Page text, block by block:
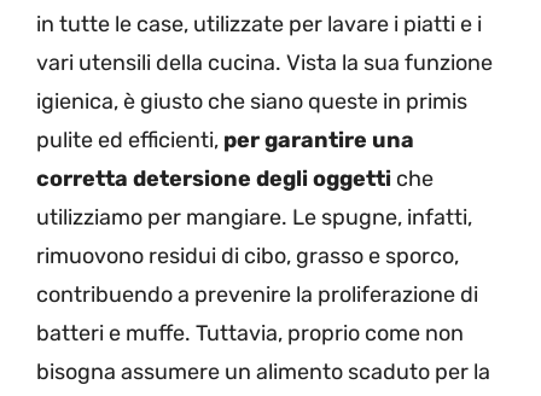
in tutte le case, utilizzate per lavare i piatti e i
vari utensili della cucina. Vista la sua funzione
igienica, è giusto che siano queste in primis
pulite ed efficienti, per garantire una
corretta detersione degli oggetti che
utilizziamo per mangiare. Le spugne, infatti,
rimuovono residui di cibo, grasso e sporco,
contribuendo a prevenire la proliferazione di
batteri e muffe. Tuttavia, proprio come non
bisogna assumere un alimento scaduto per la